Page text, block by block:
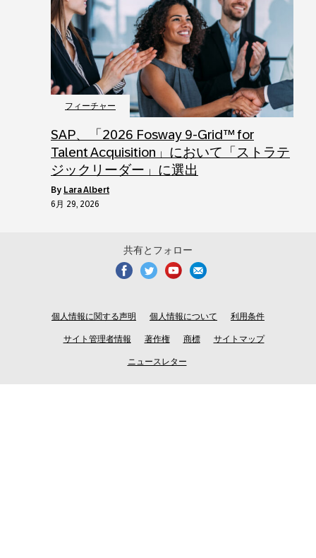
フィーチャー
SAP、「2026 Fosway 9-Grid™ for
Talent Acquisition」において「ストラテ
ジックリーダー」に選出
by Lara Albert
6月 29, 2026
共有とフォロー
個人情報に関する声明 個人情報について 利用条件
サイト管理者情報 著作権 商標 サイトマップ
ニュースレター